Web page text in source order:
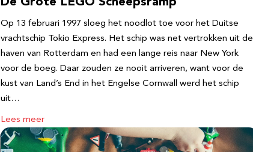
De Grote LEGO Scheepsramp
Op 13 februari 1997 sloeg het noodlot toe voor het Duitse
vrachtschip Tokio Express. Het schip was net vertrokken uit de
haven van Rotterdam en had een lange reis naar New York
voor de boeg. Daar zouden ze nooit arriveren, want voor de
kust van Land’s End in het Engelse Cornwall werd het schip
uit…
Lees meer